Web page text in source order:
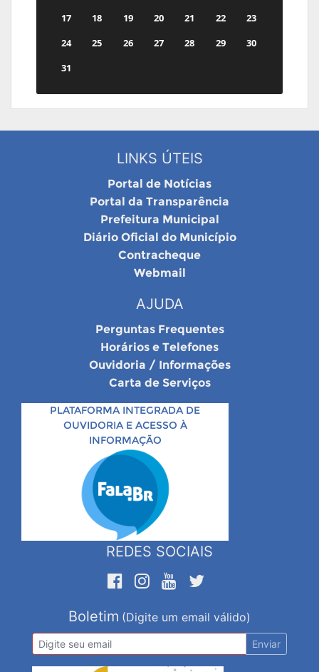
17
18 19 20 21 22
23
24
25 26 27 28 29
30
31
LINKS ÚTEIS
Portal de Notícias
Portal da Transparência
Prefeitura Municipal
Diário Oficial do Município
Contracheque
Webmail
AJUDA
Perguntas Frequentes
Horários e Telefones
Ouvidoria / Informações
Carta de Serviços
PLATAFORMA INTEGRADA DE
OUVIDORIA E ACESSO À
INFORMAÇÃO
REDES SOCIAIS
Boletim (Digite um email válido)
Enviar